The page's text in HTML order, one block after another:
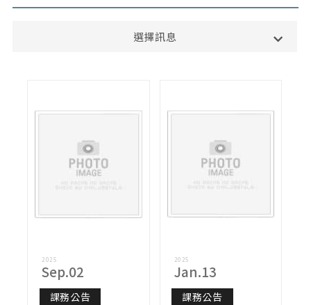
選擇訊息
實習與徵才
獎學金公告
招生公告
2025
Sep.02
課務公告
2025
Jan.13
課務公告